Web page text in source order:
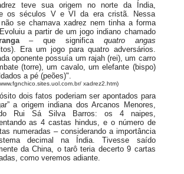
teve sua origem no norte da Índia,
os séculos V e VI da era cristã. Nessa
não se chamava xadrez nem tinha a forma
a partir de um jogo indiano chamado
– que significa quatro angas
Era um jogo para quatro adversários.
oponente possuía um rajah (rei), um carro
(torre), um cavalo, um elefante (bispo)
a pé (peões)".
xadrez2.htm)
dois fatos poderiam ser apontados para
a origem indiana dos Arcanos Menores,
Rui Sá Silva Barros: os 4 naipes,
as 4 castas hindus, e o número de
numeradas – considerando a importância
decimal na Índia. Tivesse saído
da China, o tarô teria decerto 9 cartas
como veremos adiante.